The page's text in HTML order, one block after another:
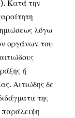
Κατά την
λόγω
οργάνων του
ή
Αιτιώδης δε
της
παράλειψη